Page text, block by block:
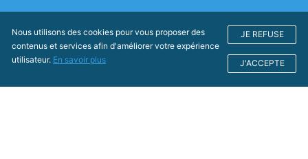
Nous utilisons des cookies pour vous proposer des
contenus et services afin d'améliorer votre expérience
utilisateur. En savoir plus
JE REFUSE
J'ACCEPTE